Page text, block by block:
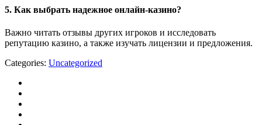
5. Как выбрать надежное онлайн-казино?
Важно читать отзывы других игроков и исследовать
репутацию казино, а также изучать лицензии и предложения.
Categories: Uncategorized